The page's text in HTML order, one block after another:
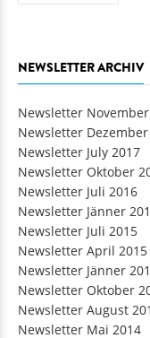
NEWSLETTER ARCHIV
Newsletter
Newsletter
Newsletter July 2017
Newsletter Oktober
Newsletter Juli 2016
Newsletter Jänner
Newsletter Juli 2015
Newsletter April 2015
Newsletter Jänner
Newsletter Oktober
Newsletter August
Newsletter Mai 2014